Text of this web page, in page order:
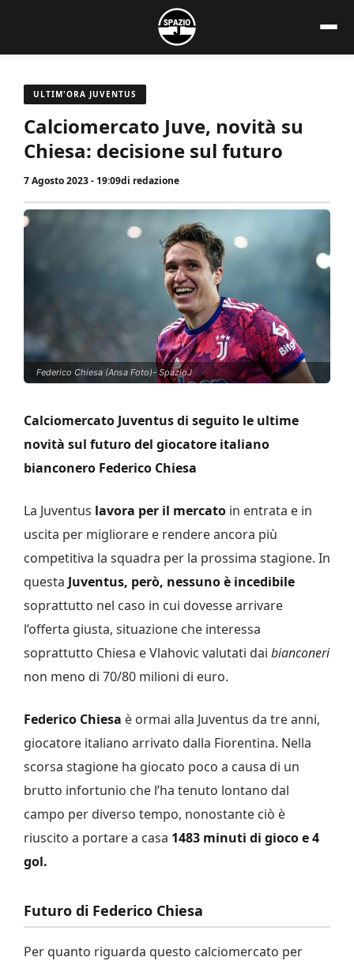
contenuto
ULTIM'ORA JUVENTUS
Calciomercato Juve, novità su
Chiesa: decisione sul futuro
7 Agosto 2023 - 19:09di redazione
Federico Chiesa (Ansa Foto)- SpazioJ
Calciomercato Juventus di seguito le ultime
novità sul futuro del giocatore italiano
bianconero Federico Chiesa
La Juventus lavora per il mercato in entrata e in
uscita per migliorare e rendere ancora più
competitiva la squadra per la prossima stagione. In
questa Juventus, però, nessuno è incedibile
soprattutto nel caso in cui dovesse arrivare
l’offerta giusta, situazione che interessa
soprattutto Chiesa e Vlahovic valutati dai bianconeri
non meno di 70/80 milioni di euro.
Federico Chiesa è ormai alla Juventus da tre anni,
giocatore italiano arrivato dalla Fiorentina. Nella
scorsa stagione ha giocato poco a causa di un
brutto infortunio che l’ha tenuto lontano dal
campo per diverso tempo, nonostante ciò è
riuscito a portare a casa 1483 minuti di gioco e 4
gol.
Futuro di Federico Chiesa
Per quanto riguarda questo calciomercato per